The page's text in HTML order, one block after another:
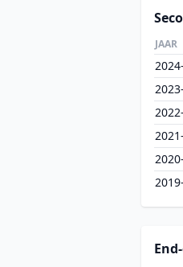
JAAR